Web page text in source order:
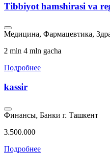
Tibbiyot hamshirasi va
Медицина, Фармацевтика,
2 mln 4 mln gacha
Подробнее
kassir
Финансы, Банки г. Ташкент
3.500.000
Подробнее